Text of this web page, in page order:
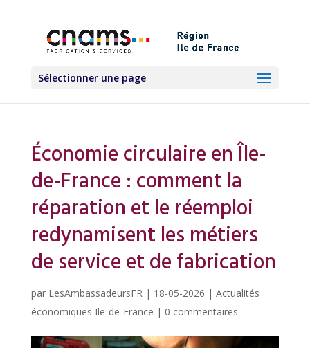
Sélectionner une page
Économie circulaire en Île-
de-France : comment la
réparation et le réemploi
redynamisent les métiers
de service et de fabrication
par LesAmbassadeursFR| 18-05-2026 | Actualités
économiques Ile-de-France | 0 commentaires